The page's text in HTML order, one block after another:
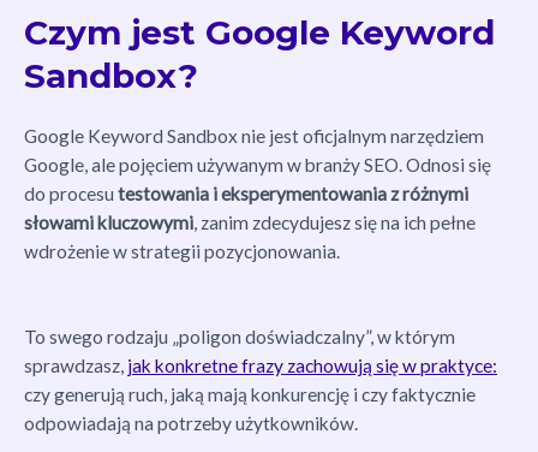
Czym jest Google Keyword
Sandbox?
Google Keyword Sandbox nie jest oficjalnym narzędziem
Google, ale pojęciem używanym w branży SEO. Odnosi się
do procesu testowania i eksperymentowania z różnymi
słowami kluczowymi, zanim zdecydujesz się na ich pełne
wdrożenie w strategii pozycjonowania.
To swego rodzaju „poligon doświadczalny”, w którym
sprawdzasz, jak konkretne frazy zachowują się w praktyce:
czy generują ruch, jaką mają konkurencję i czy faktycznie
odpowiadają na potrzeby użytkowników.